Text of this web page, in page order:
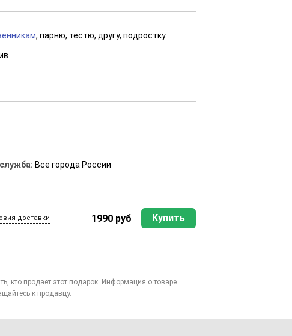
, парню, тестю, другу, подростку
Все города России
доставки 1990 руб Купить
кто продает этот подарок. Информация о товаре
к продавцу.